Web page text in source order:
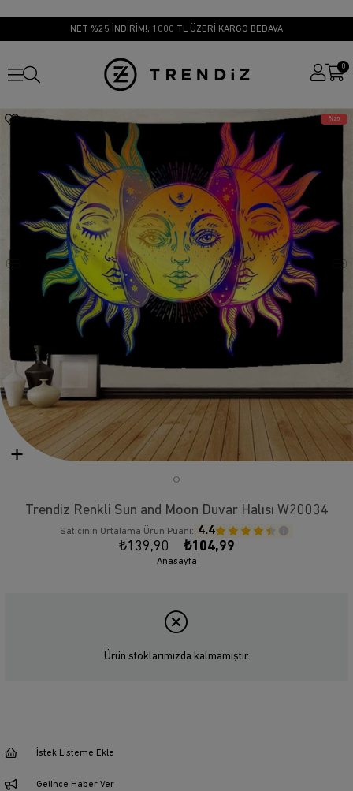
NET %25 İNDİRİM!, 1000 TL ÜZERİ KARGO BEDAVA
0
25
Trendiz Renkli Sun and Moon Duvar Halısı W20034
Satıcının Ortalama Ürün Puanı: 4.4
₺139,90 ₺104,99
Anasayfa
Ürün stoklarımızda kalmamıştır.
İstek Listeme Ekle
Gelince Haber Ver